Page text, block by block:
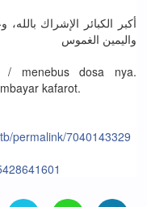
أكبر الكبائر الإشراك
واليمين الغموس
/ menebus dosa nya.
kafarot.
permalink/7040143329